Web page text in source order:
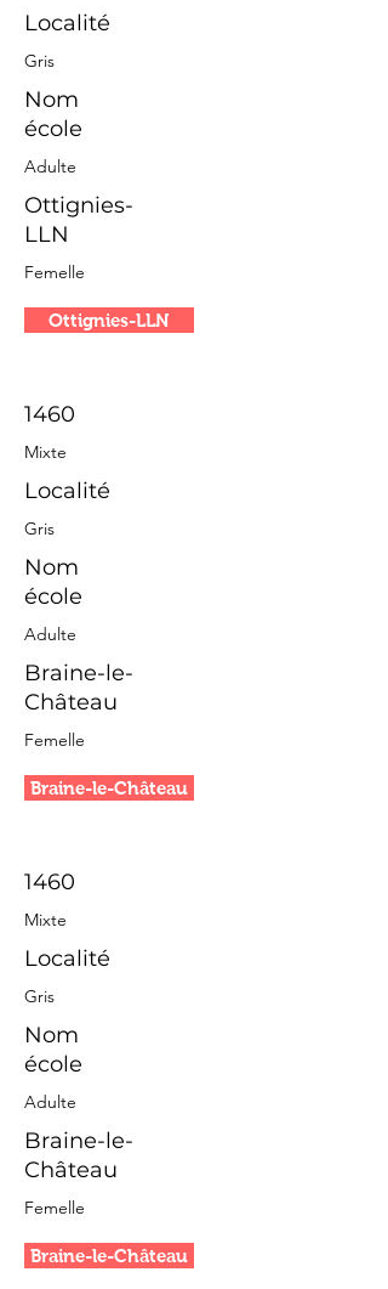
Localité
Gris
Nom
école
Adulte
Ottignies-
LLN
Femelle
Ottignies-LLN
1460
Mixte
Localité
Gris
Nom
école
Adulte
Braine-le-
Château
Femelle
Braine-le-Château
1460
Mixte
Localité
Gris
Nom
école
Adulte
Braine-le-
Château
Femelle
Braine-le-Château